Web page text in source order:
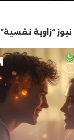
“زاوية نفسية”